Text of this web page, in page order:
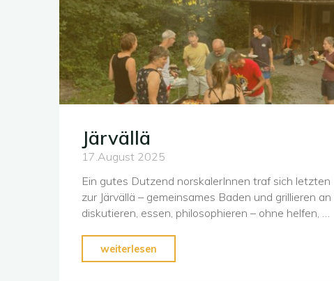
Järvällä
17.August 2025
Ein gutes Dutzend norskalerInnen traf sich
zur Järvällä – gemeinsames Baden und grillieren
diskutieren, essen, philosophieren – ohne helfen, …
weiterlesen